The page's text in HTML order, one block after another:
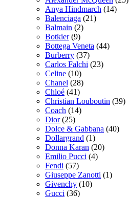
Anya Hindmarch (14)
Balenciaga (21)
Balmain (2)
Botkier(9)
Bottega Veneta (44)
Burberry (37)
Carlos Falchi (23)
Celine (10)
Chanel (28)
Chloé (41)
Christian Louboutin (39)
Coach (14)
Dior(25)
Dolce & Gabbana (40)
Dollargrand (1)
Donna Karan (20)
Emilio Pucci (4)
Fendi (57)
Giuseppe Zanotti (1)
Givenchy (10)
Gucci (36)